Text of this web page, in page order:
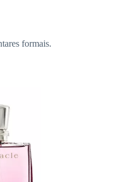
formais.